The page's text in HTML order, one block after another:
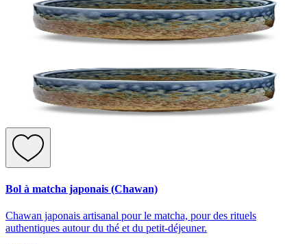
Bol à matcha japonais (Chawan)
Chawan japonais artisanal pour le matcha, pour des rituels
authentiques autour du thé et du petit-déjeuner.